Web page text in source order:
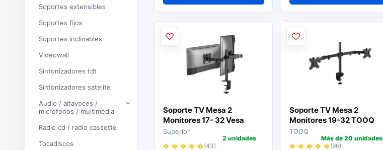
Soportes extensibles
Soportes fijos
Soportes inclinables
Videowall
Sintonizadores tdt
Sintonizadores satelite
Audio / altavoces /
microfonos / multimedia
Radio cd / radio cassette
Tocadiscos
Soporte TV Mesa 2
Monitores 17- 32 Vesa
75x75 100x100
Superior
� � � � �(43)
2 unidades
Soporte TV Mesa 2
Monitores 19-32 TOOQ
TOOQ
� � � � �(96)
Más de 20 unidades